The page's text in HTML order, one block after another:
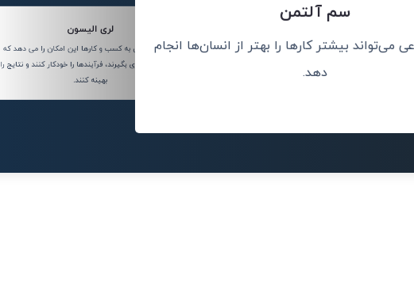
سم آلتمن
بیشتر کارها را بهتر از انسان‌ها انجام
دهد.
لری الیسون
هوش مصنوعی به کسب و کارها این امکان را می دهد که
تصمیمات بهتری بگیرند، فرآیندها را خودکار کنند و نتایج را
بهینه کنند.